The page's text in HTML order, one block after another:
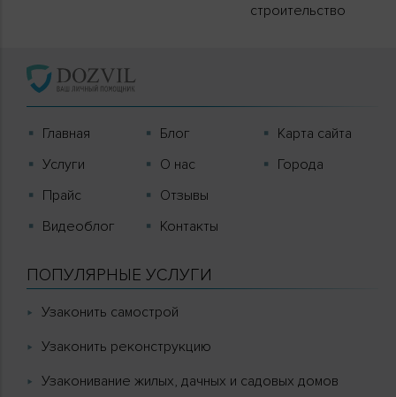
строительство
Главная
Услуги
Прайс
Видеоблог
Блог
О нас
Отзывы
Контакты
Карта сайта
Города
ПОПУЛЯРНЫЕ УСЛУГИ
Узаконить самострой
Узаконить реконструкцию
Узаконивание жилых, дачных и садовых домов